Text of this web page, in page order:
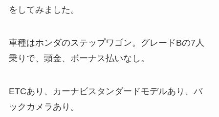
をしてみました。
車種はホンダのステップワゴン。グレードBの7人
乗りで、頭金、ボーナス払いなし。
ETCあり、カーナビスタンダードモデルあり、バ
ックカメラあり。